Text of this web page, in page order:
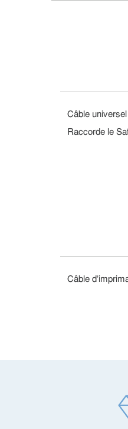
Câble
Raccorde le
Câble